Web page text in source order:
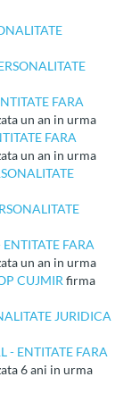
FARA
un an in urma
FARA
un an in urma
FARA
un an in urma
CUJMIR firma
JURIDICA
- ENTITATE FARA
6 ani in urma